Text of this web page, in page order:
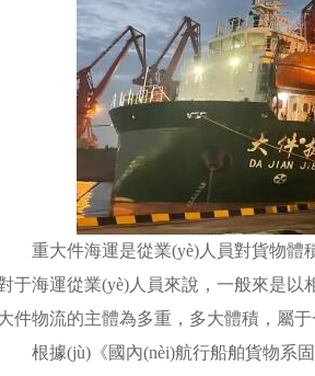
大件海運是從業(yè)人員對貨物體積
于海運從業(yè)人員來說，一般來
件物流的主體為多重，多大體積，
據(jù)《國內(nèi)航行船舶貨物系固